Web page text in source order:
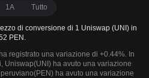
1A Tutto
di conversione di 1 Uniswap (UNI) in
PEN.
registrato una variazione di +0.44%. In
Uniswap(UNI) ha avuto una variazione
ha avuto una variazione